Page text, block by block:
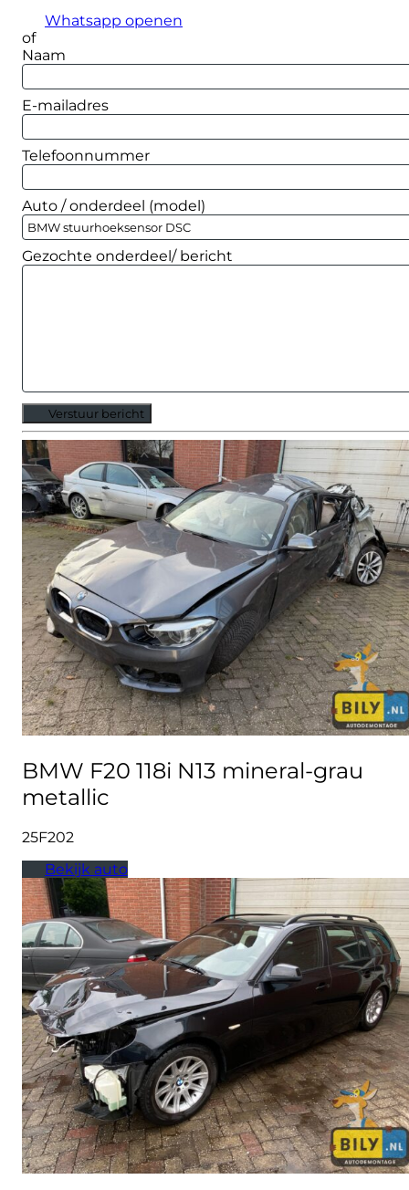
Whatsapp openen
of
Naam
E-mailadres
Telefoonnummer
Auto / onderdeel (model)
Gezochte onderdeel/ bericht
Verstuur bericht
Alternative:
BMW F20 118i N13 mineral-grau
metallic
25F202
Bekijk auto